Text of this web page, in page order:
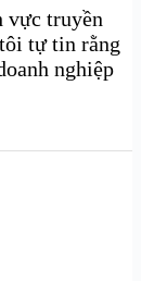
vực truyền
tự tin rằng
nghiệp